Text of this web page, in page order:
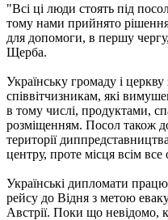
"Всі ці люди стоять під
тому нами прийнято
для допомоги, в першу
Щерба.
Українську громаду і
співвітчизникам, які
в тому числі, продуктами,
розміщенням. Посол також
території
центру, проте місця всім все
Українські дипломати
рейсу до Відня з метою
Австрії. Поки що невідомо,